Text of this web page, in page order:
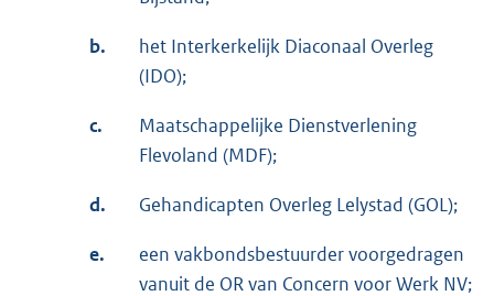
b.
het Interkerkelijk Diaconaal Overleg
(IDO);
c.
Maatschappelijke Dienstverlening
Flevoland (MDF);
d. Gehandicapten Overleg Lelystad (GOL);
e.
een vakbondsbestuurder voorgedragen
vanuit de OR van Concern voor Werk NV;